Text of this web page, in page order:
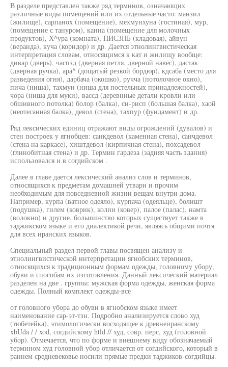
В разделе представлен также ряд терминов, означающих
различные виды помещений или их отдельные часто: манзил
(жилище), сарпанох (помещение), мехмунхуна (гостиная), мур,
(помещение с тануром), канна (помещение для молочных
продуктов), Х^ура (комната), ПИСЗНБ (кладовая), айвун
(веранда), куча (коридор) и др. Дается этнолингвистическая
интерпретация словам, относящимся к кат и жилищу вообще:
дивар (дверь), часпзд (дверная петля, дверной навес), дастак
(дверная ручка), ара^ (дощатый резкой бордюр), кдсаба (место для
разведения огня), дарбача (окошко), ручча (потолочное окно),
пича (ниша), тахмун (ниша для постельных принадлежностей),
чора (ниша для муки), вассд (деревнные детали кровли или
обшивного потолка) болор (балка), си-рисп (большая балка), хаой
(неотесанная балка), девол (стена), тахпур (фундамент) и др.
Ряд лексических единиц отражают виды огрождений (дувалов) и
стен построек у ягнобцев: санкдевол (каменная стена), санчдевол
(стена на каркасе), хиштдевол (кирпичная стена), похсадевол
(глинобитная стена) и др. Термин гардеза (задняя часть здания)
использовался и в согдийском .
Далее в главе дается лексический анализ слов и терминов,
относящихся к предметам домашней утвари и прочим
необходимым для повседневной жизни вещам внутри дома.
Например, курпа (ватное одеяло), курпача (одеяльце), болишт
(подушка), гилем (коврик), колии (ковер), палое (палас), намта
(волокно) и другие, большинство которых существует также в
таджикском языке и его диалектикой речи, являясь общими почтя
для всех иранских языков.
Специальный раздел первой главы посвящен анализу и
этнолингвистической интерпретации ягнобских терминов,
относящихся к традиционным формам одежды, головному убору,
обуви и способам их изготовления. Данный лексический материал
разделен на две . группы: мужская форма одежды, женская форма
одежды. Полный комплект одежды-все
от головного убора до обуви в ягнобском языке имеет
наименование сар-эт-тзн. Подробно анализируется слово худ
(тюбетейка), этимологически восходящее к древнеиранскому
xbUda / / xod, согдийскому htld // худ, совр. перс, худ (головной
убор). Отмечается, что по форме и внешнему виду обозначаемый
термином худ головной убор отличается от согдийского, который в
раннем средневековье носили прямые предки таджиков-согдийцы.